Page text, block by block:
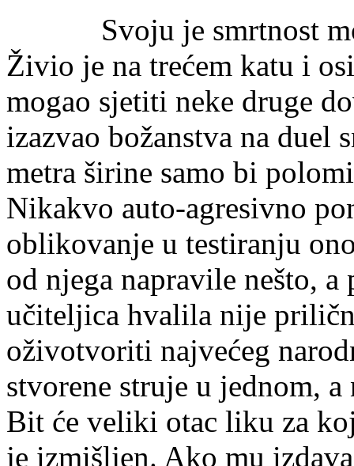
Svoju je smrtnost
Živio je na trećem katu i
mogao sjetiti neke druge
izazvao božanstva na duel
metra širine samo bi
Nikakvo auto-agresivno
oblikovanje u testiranju
od njega napravile nešto,
učiteljica hvalila nije
oživotvoriti najvećeg
stvorene struje u jednom,
Bit će veliki otac liku za
je izmišljen. Ako mu